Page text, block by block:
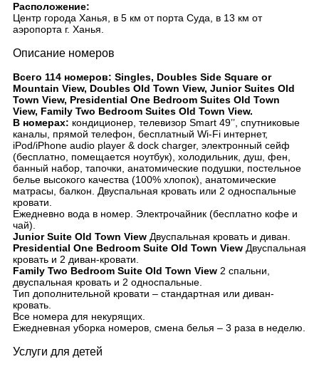
Расположение:
Центр города Ханья, в 5 км от порта Суда, в 13 км от
аэропорта г. Ханья.
Описание номеров
Всего 114 номеров: Singles, Doubles Side Square or
Mountain View, Doubles Old Town View, Junior Suites Old
Town View, Presidential One Bedroom Suites Old Town
View, Family Two Bedroom Suites Old Town View.
В номерах: кондиционер, телевизор Smart 49’’, спутниковые
каналы, прямой телефон, бесплатный Wi-Fi интернет,
iPod/iPhone audio player & dock charger, электронный сейф
(бесплатно, помещается ноутбук), холодильник, душ, фен,
банный набор, тапочки, анатомические подушки, постельное
белье высокого качества (100% хлопок), анатомические
матрасы, балкон. Двуспальная кровать или 2 односпальные
кровати.
Ежедневно вода в номер. Электрочайник (бесплатно кофе и
чай).
Junior Suite Old Town View Двуспальная кровать и диван.
Presidential One Bedroom Suite Old Town View Двуспальная
кровать и 2 диван-кровати.
Family Two Bedroom Suite Old Town View 2 спальни,
двуспальная кровать и 2 односпальные.
Тип дополнительной кровати – стандартная или диван-
кровать.
Все номера для некурящих.
Ежедневная уборка номеров, смена белья – 3 раза в неделю.
Услуги для детей